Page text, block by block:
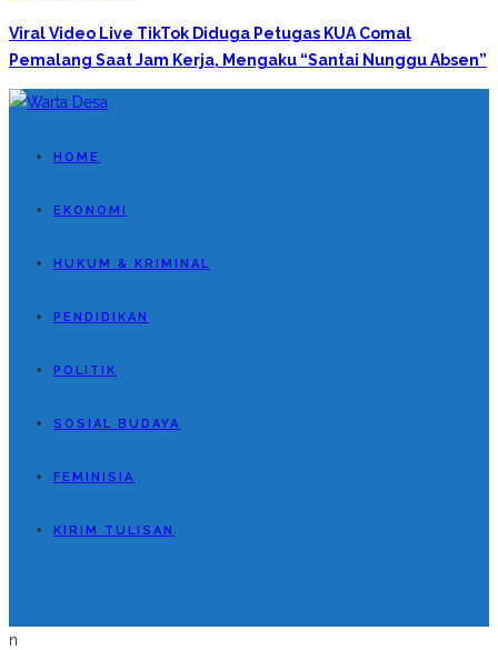
Viral Video Live TikTok Diduga Petugas KUA Comal
Pemalang Saat Jam Kerja, Mengaku “Santai Nunggu Absen”
HOME
EKONOMI
HUKUM & KRIMINAL
PENDIDIKAN
POLITIK
SOSIAL BUDAYA
FEMINISIA
KIRIM TULISAN
n